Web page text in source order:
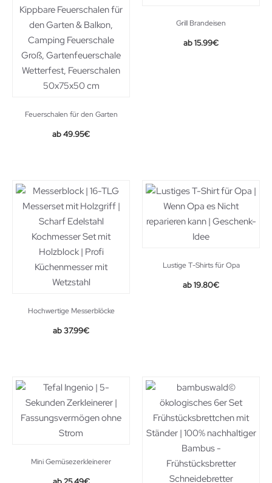
Feuerschalen für den Garten
49.95€
Grill Brandeisen
15.99€
Hochwertige Messerblöcke
37.99€
Lustige T-Shirts für Opa
19.80€
Mini Gemüsezerkleinerer
Original
Current